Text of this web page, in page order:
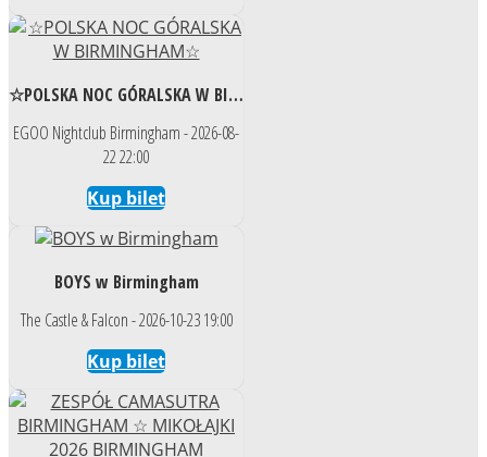
☆POLSKA NOC GÓRALSKA W BIRMINGHAM☆
EGOO Nightclub Birmingham - 2026-08-
22 22:00
Kup bilet
BOYS w Birmingham
The Castle & Falcon - 2026-10-23 19:00
Kup bilet